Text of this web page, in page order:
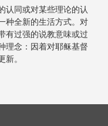
认同或对某些理论的认
种全新的生活方式。对
有过强的说教意味或过
理念：因着对耶稣基督
。